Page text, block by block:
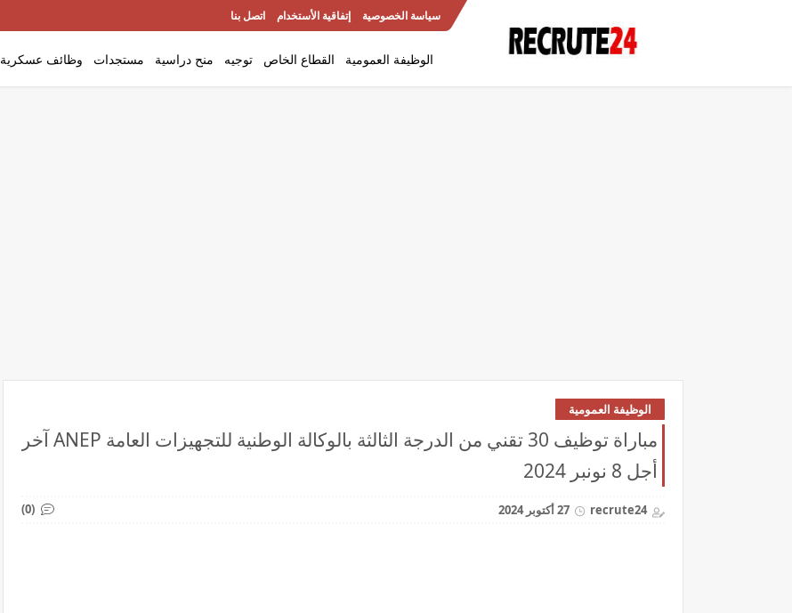
سياسة الخصوصية إتفاقية الأستخدام اتصل بنا
الوظيفة العمومية القطاع الخاص توجيه منح دراسية مستجدات وظائف عسكرية
الوظيفة العمومية
مباراة توظيف 30 تقني من الدرجة الثالثة بالوكالة الوطنية للتجهيزات العامة ANEP آخر
أجل 8 نونبر 2024
recrute24 27 أكتوبر 2024 (0)